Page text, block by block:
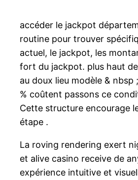
accéder le jackpot
routine pour trouver
actuel, le jackpot, les
fort du jackpot. plus haut
au doux lieu modèle &
% coûtent passons ce
Cette structure encourage
étape .
La roving rendering exert
et alive casino receive de
expérience intuitive et